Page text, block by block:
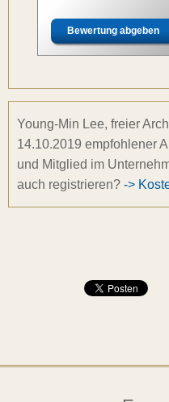
Bewertung abgeben
Young-Min Lee, freier
14.10.2019 empfohlener
und Mitglied im
auch registrieren? ->